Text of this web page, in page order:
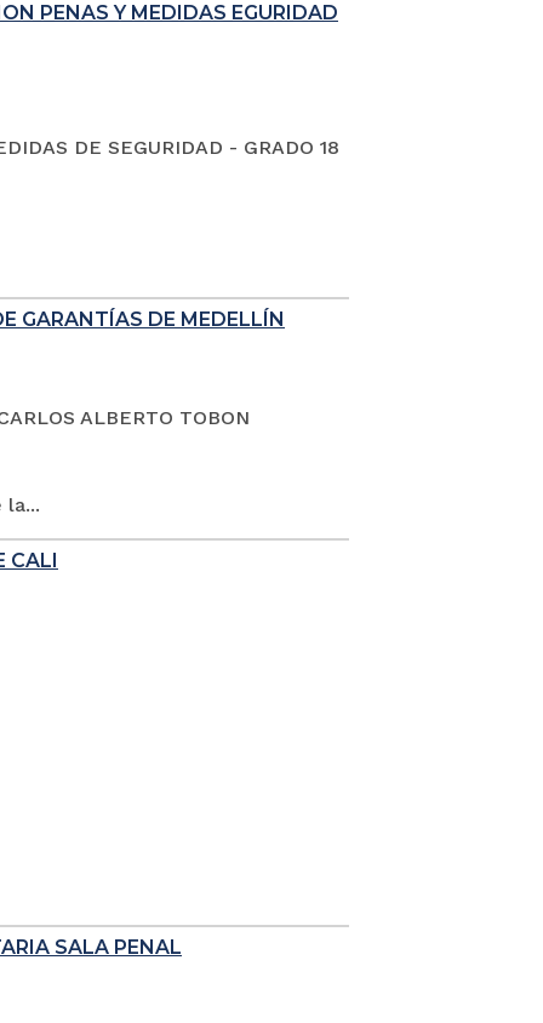
PENAS Y MEDIDAS EGURIDAD
DE SEGURIDAD - GRADO 18
GARANTÍAS DE MEDELLÍN
ALBERTO TOBON
la...
CALI
SALA PENAL